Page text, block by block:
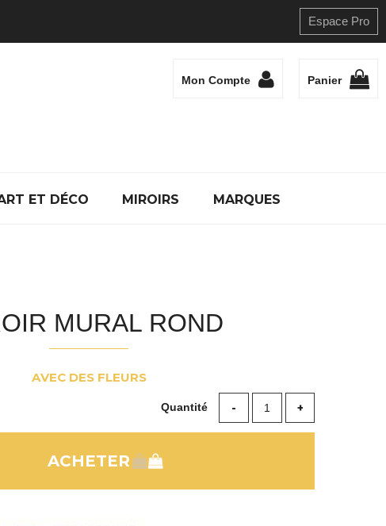
Espace Pro
Mon Compte Panier
ET DÉCO MIROIRS MARQUES
MURAL ROND
AVEC DES FLEURS
Quantité